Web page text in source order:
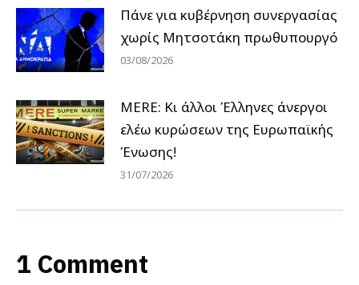
Πάνε για κυβέρνηση συνεργασίας
χωρίς Μητσοτάκη πρωθυπουργό
03/08/2026
MERE: Κι άλλοι Έλληνες άνεργοι
ελέω κυρώσεων της Ευρωπαϊκής
Ένωσης!
31/07/2026
1 Comment